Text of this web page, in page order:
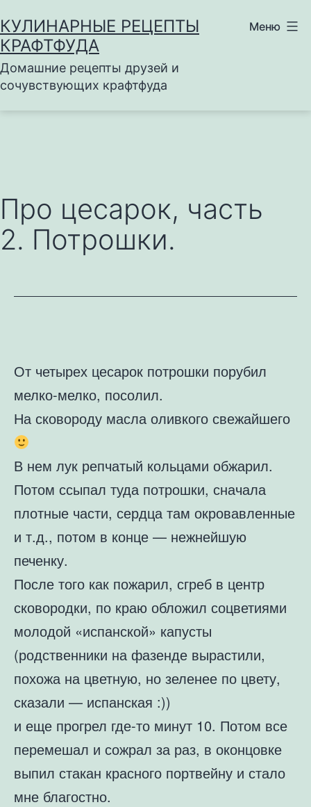
к
содержимому
КУЛИНАРНЫЕ РЕЦЕПТЫ
КРАФТФУДА
Домашние рецепты друзей и
сочувствующих крафтфуда
Меню
Про цесарок, часть
2. Потрошки.
От четырех цесарок потрошки порубил
мелко-мелко, посолил.
На сковороду масла оливкого свежайшего
В нем лук репчатый кольцами обжарил.
Потом ссыпал туда потрошки, сначала
плотные части, сердца там окровавленные
и т.д., потом в конце — нежнейшую
печенку.
После того как пожарил, сгреб в центр
сковородки, по краю обложил соцветиями
молодой «испанской» капусты
(родственники на фазенде вырастили,
похожа на цветную, но зеленее по цвету,
сказали — испанская :))
и еще прогрел где-то минут 10. Потом все
перемешал и сожрал за раз, в оконцовке
выпил стакан красного портвейну и стало
мне благостно.